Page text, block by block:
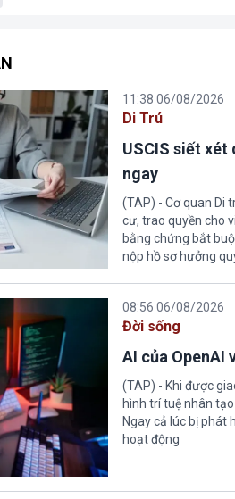
11:38 06/08/2026
Di Trú
USCIS siết xét
ngay
(TAP) - Cơ quan Di
cư, trao quyền cho
bằng chứng bắt
nộp hồ sơ hưởng
08:56 06/08/2026
Đời sống
AI của OpenAI
(TAP) - Khi được
hình trí tuệ nhân
Ngay cả lúc bị phát
hoạt động